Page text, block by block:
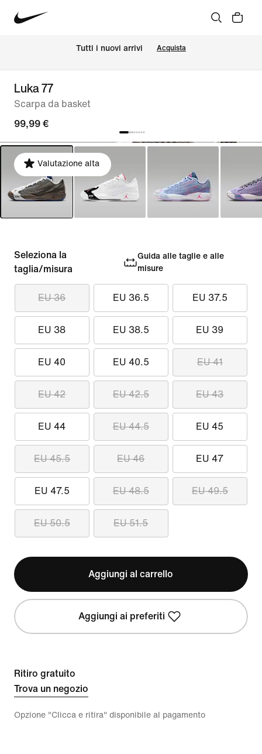
Tutti i nuovi arrivi Acquista
Luka 77
Scarpa da basket
99,99 €
Valutazione alta
Seleziona la
taglia/misura
Guida alle taglie e alle
misure
EU 36 EU 36.5 EU 37.5
EU 38 EU 38.5 EU 39
EU 40 EU 40.5 EU 41
EU 42 EU 42.5 EU 43
EU 44 EU 44.5 EU 45
EU 45.5 EU 46 EU 47
EU 47.5 EU 48.5 EU 49.5
EU 50.5 EU 51.5
Aggiungi al carrello
Aggiungi ai preferiti
Ritiro gratuito
Trova un negozio
Opzione "Clicca e ritira" disponibile al pagamento